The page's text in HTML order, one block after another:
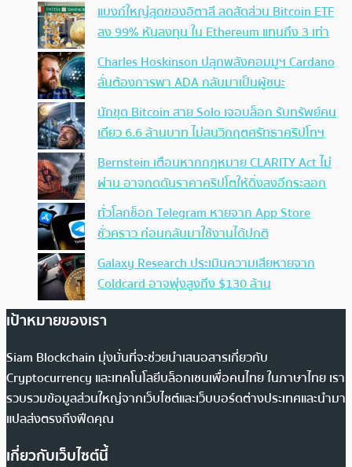
แบงก์ใหญ่สุดของอิตาลี ลดสัดส่วน Bitcoin ETF
ลง 99% หันลงทุน ใน Ethereum แทนถึง 3 เท่า
Charles Hoskinson ปลุกพลังคอมมูฯ Cardano
ลั่นต้องการพา ADA กลับมาเป็นผู้ชนะ
นักขุด Bitcoin สาย Solo เจอบล็อก รับทรัพย์คน
เดียว 6.6 ล้านบาท ไม่สนวิกฤตศรัทธาคริปโทฯ
Bernstein เตือนหากกฎหมาย CLARITY Act ไม่
ผ่าน อาจกดดันราคาคริปโตให้ดิ่งลงอีกระลอก
ทั่วโลกช็อก Telegram หายจาก App Store
ชั่วคราว ก่อนกลับมาใช้งานได้ปกติ
Galaxy Research ประเมินความเสียหายจาก
Coldcard อาจพุ่งสูงถึง $130 ล้าน
เป้าหมายของเรา
Siam Blockchain มุ่งมั่นที่จะช่วยนำเสนอสารเกี่ยวกับ
Cryptocurrency และเทคโนโลยีบล็อกเชนเพื่อคนไทย ในภาษาไทย เรา
รวบรวมข้อมูลส่วนใหญ่จากเว็บไซต์และเว็บบอร์ดต่างประเทศและนำมา
แปลส่งตรงถึงฟีดคุณ
เกี่ยวกับเว็บไซต์นี้